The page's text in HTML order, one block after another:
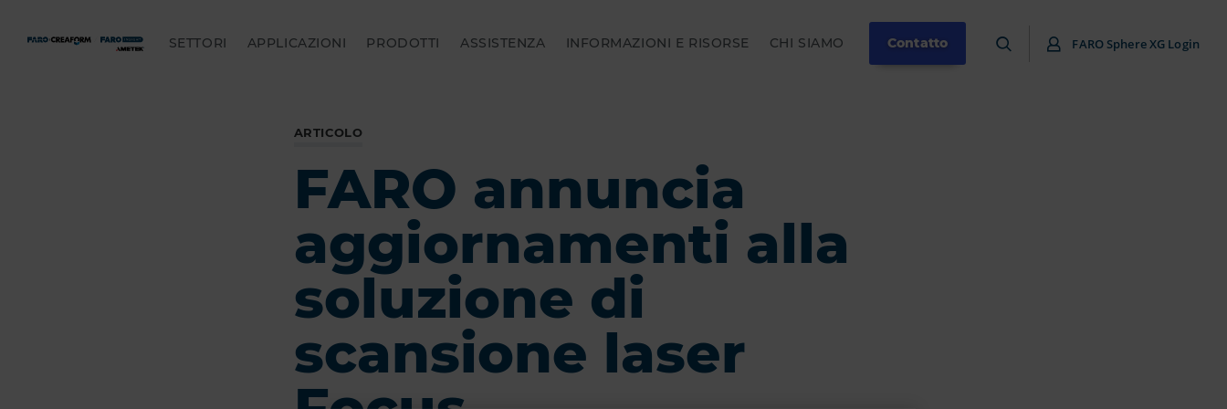
SETTORI APPLICAZIONI PRODOTTI ASSISTENZA INFORMAZIONI E RISORSE CHI SIAMO Contatto FARO Sphere XG Login
ARTICOLO
FARO annuncia
aggiornamenti alla
soluzione di
scansione laser